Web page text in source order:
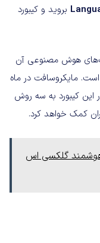
بروید و کیبورد
هوش مصنوعی آن
است. مایکروسافت در ماه
کیبورد به سه روش
کمک خواهد کرد.
هوشمند گلکسی اس